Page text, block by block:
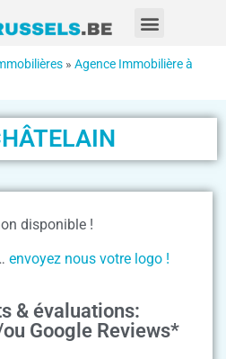
» Agence Immobilière à
disponible !
envoyez nous votre logo !
& évaluations:
Google Reviews*